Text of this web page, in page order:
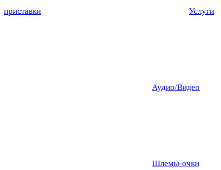
приставки Услуги
Аудио/Видео
Шлемы-очки